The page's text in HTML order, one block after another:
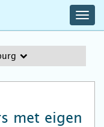
met eigen